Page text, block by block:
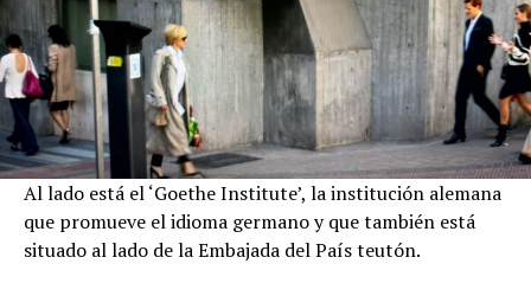
Al lado está el ‘Goethe Institute’, la institución alemana
que promueve el idioma germano y que también está
situado al lado de la Embajada del País teutón.